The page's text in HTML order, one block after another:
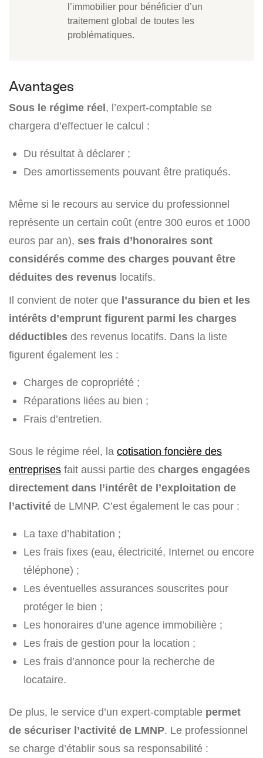
l’immobilier pour bénéficier d’un
traitement global de toutes les
problématiques.
Avantages
Sous le régime réel, l’expert-comptable se
chargera d’effectuer le calcul :
Du résultat à déclarer ;
Des amortissements pouvant être pratiqués.
Même si le recours au service du professionnel
représente un certain coût (entre 300 euros et 1000
euros par an), ses frais d’honoraires sont
considérés comme des charges pouvant être
déduites des revenus locatifs.
Il convient de noter que l’assurance du bien et les
intérêts d’emprunt figurent parmi les charges
déductibles des revenus locatifs. Dans la liste
figurent également les :
Charges de copropriété ;
Réparations liées au bien ;
Frais d’entretien.
Sous le régime réel, la cotisation foncière des
entreprises fait aussi partie des charges engagées
directement dans l’intérêt de l’exploitation de
l’activité de LMNP. C’est également le cas pour :
La taxe d’habitation ;
Les frais fixes (eau, électricité, Internet ou encore
téléphone) ;
Les éventuelles assurances souscrites pour
protéger le bien ;
Les honoraires d’une agence immobilière ;
Les frais de gestion pour la location ;
Les frais d’annonce pour la recherche de
locataire.
De plus, le service d’un expert-comptable permet
de sécuriser l’activité de LMNP. Le professionnel
se charge d’établir sous sa responsabilité :